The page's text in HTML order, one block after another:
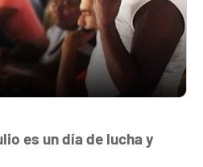
es un día de lucha y